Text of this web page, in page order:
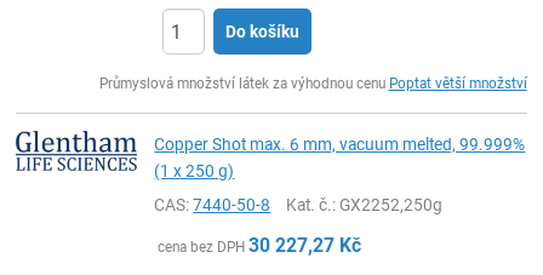
Do košíku
Průmyslová množství látek za výhodnou cenu Poptat větší množství
Copper Shot max. 6 mm, vacuum melted, 99.999%
(1 x 250 g)
CAS:7440-50-8 Kat. č.: GX2252,250g
cena bez DPH 30 227,27 Kč